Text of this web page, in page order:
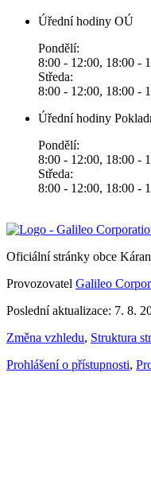
Úřední hodiny OÚ
Pondělí:
8:00 - 12:00, 18:00 -
Středa:
8:00 - 12:00, 18:00 -
Úřední hodiny
Pondělí:
8:00 - 12:00, 18:00 -
Středa:
8:00 - 12:00, 18:00 -
Oficiální stránky obce
Provozovatel Galileo
Poslední aktualizace: 7. 8.
Změna vzhledu, Struktura
Prohlášení o přístupnosti,